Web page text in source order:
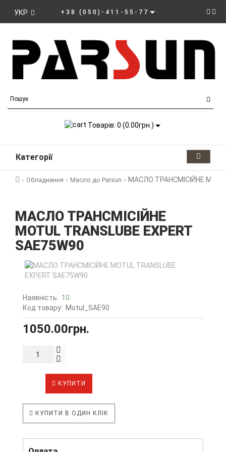
УКР +38 (050)-411-55-77
Товарів: 0 (0.00грн.)
Категорії
Обладнання Масло до Parsun МАСЛО ТРАНСМІСІЙНЕ
МАСЛО ТРАНСМІСІЙНЕ
MOTUL TRANSLUBE EXPERT
SAE75W90
Наявність: 10
Код товару: Motul_SAE90
1050.00грн.
КУПИТИ
КУПИТИ В ОДИН КЛІК